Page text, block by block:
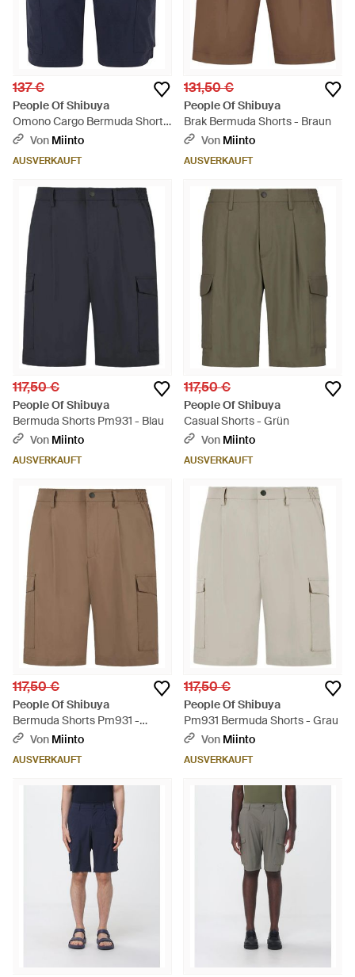
137 €
People Of Shibuya
Omono Cargo Bermuda Shorts
- Blau
Von Miinto
AUSVERKAUFT
131,50 €
People Of Shibuya
Brak Bermuda Shorts - Braun
Von Miinto
AUSVERKAUFT
117,50 €
People Of Shibuya
Bermuda Shorts Pm931 - Blau
Von Miinto
AUSVERKAUFT
117,50 €
People Of Shibuya
Casual Shorts - Grün
Von Miinto
AUSVERKAUFT
117,50 €
People Of Shibuya
Bermuda Shorts Pm931 -
Braun
Von Miinto
AUSVERKAUFT
117,50 €
People Of Shibuya
Pm931 Bermuda Shorts - Grau
Von Miinto
AUSVERKAUFT